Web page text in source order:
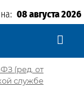
08 августа 2026
(ред. от
службе